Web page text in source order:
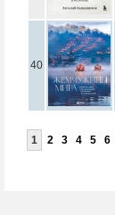
40
1 2 3 4 5 6